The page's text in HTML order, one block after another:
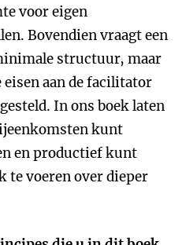
voor eigen
Bovendien vraagt een
structuur, maar
aan de facilitator
In ons boek laten
kunt
en productief kunt
te voeren over dieper